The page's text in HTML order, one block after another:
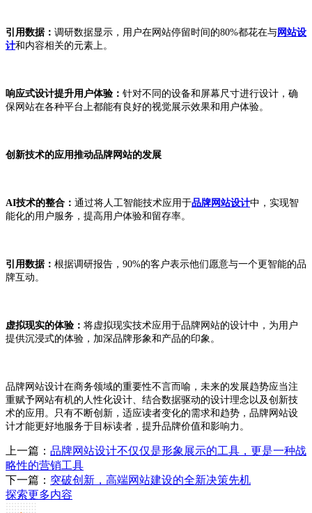
引用数据： 调研数据显示，用户在网站停留时间的80%都花在与网站设
计和内容相关的元素上。
响应式设计提升用户体验： 针对不同的设备和屏幕尺寸进行设计，确
保网站在各种平台上都能有良好的视觉展示效果和用户体验。
创新技术的应用推动品牌网站的发展
AI技术的整合： 通过将人工智能技术应用于品牌网站设计中，实现智
能化的用户服务，提高用户体验和留存率。
引用数据： 根据调研报告，90%的客户表示他们愿意与一个更智能的品
牌互动。
虚拟现实的体验： 将虚拟现实技术应用于品牌网站的设计中，为用户
提供沉浸式的体验，加深品牌形象和产品的印象。
品牌网站设计在商务领域的重要性不言而喻，未来的发展趋势应当注
重赋予网站有机的人性化设计、结合数据驱动的设计理念以及创新技
术的应用。只有不断创新，适应读者变化的需求和趋势，品牌网站设
计才能更好地服务于目标读者，提升品牌价值和影响力。
上一篇： 品牌网站设计不仅仅是形象展示的工具，更是一种战
略性的营销工具
下一篇： 突破创新，高端网站建设的全新决策先机
探索更多内容